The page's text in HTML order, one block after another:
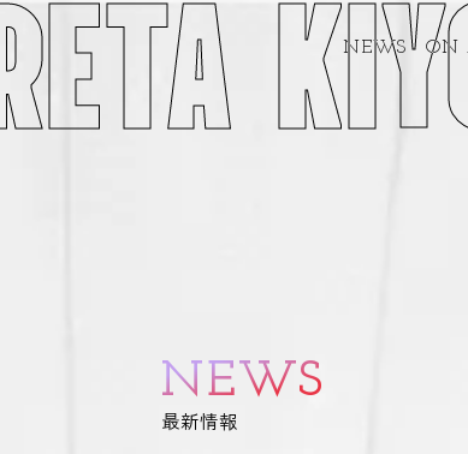
NEWS ON
KIYOU
NEWS
最新情報